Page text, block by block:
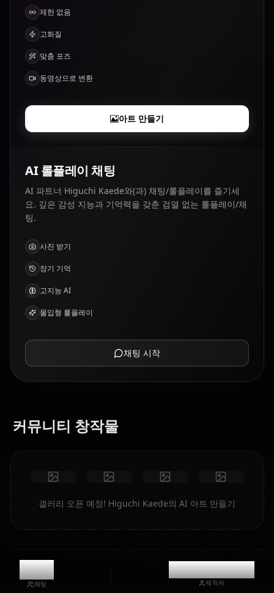
제한 없음
고화질
맞춤 포즈
동영상으로 변환
아트 만들기
AI 롤플레이 채팅
AI 파트너 Higuchi Kaede와(과) 채팅/롤플레이를 즐기세
요. 깊은 감성 지능과 기억력을 갖춘 검열 없는 롤플레이/채
팅.
사진 받기
장기 기억
고지능 AI
몰입형 롤플레이
채팅 시작
커뮤니티 창작물
갤러리 오픈 예정! Higuchi Kaede의 AI 아트 만들기
9k
채팅
@casualwaifus
제작자